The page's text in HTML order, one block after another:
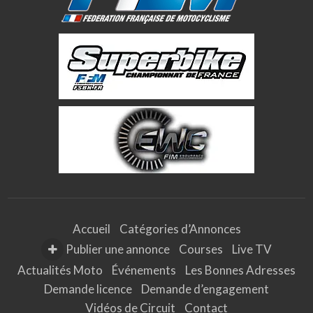
Accueil
Catégories d’Annonces
Publier une annonce
Courses
Live TV
Actualités Moto
Événements
Les Bonnes Adresses
Demande licence
Demande d’engagement
Vidéos de Circuit
Contact